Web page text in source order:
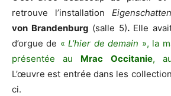
retrouve l’installation
von Brandenburg (salle 5).Elle
d’orgue de «L’hier de demain », la
présentée au Mrac Occitanie,
L’œuvre est entrée dans les
ci.